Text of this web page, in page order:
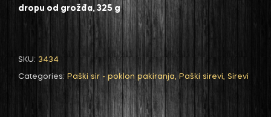
dropu od grožđa, 325 g
SKU: 3434
Categories: Paški sir - poklon pakiranja, Paški sirevi, Sirevi